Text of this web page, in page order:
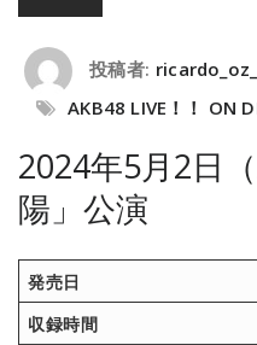
投稿者:
AKB48 LIVE！！ ON
2024年5月2日
陽」公演
発売日
収録時間